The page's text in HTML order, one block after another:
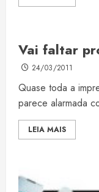
Vai faltar
24/03/2011
Quase toda a
parece alarmada
LEIA MAIS